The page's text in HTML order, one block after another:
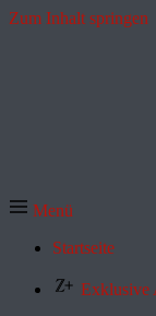
Zum Inhalt springen
Menü
Startseite
Exklusive